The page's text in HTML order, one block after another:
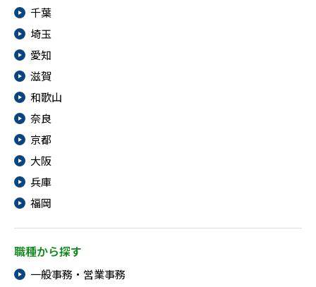
千葉
埼玉
愛知
滋賀
和歌山
奈良
京都
大阪
兵庫
福岡
職種から探す
一般事務・営業事務